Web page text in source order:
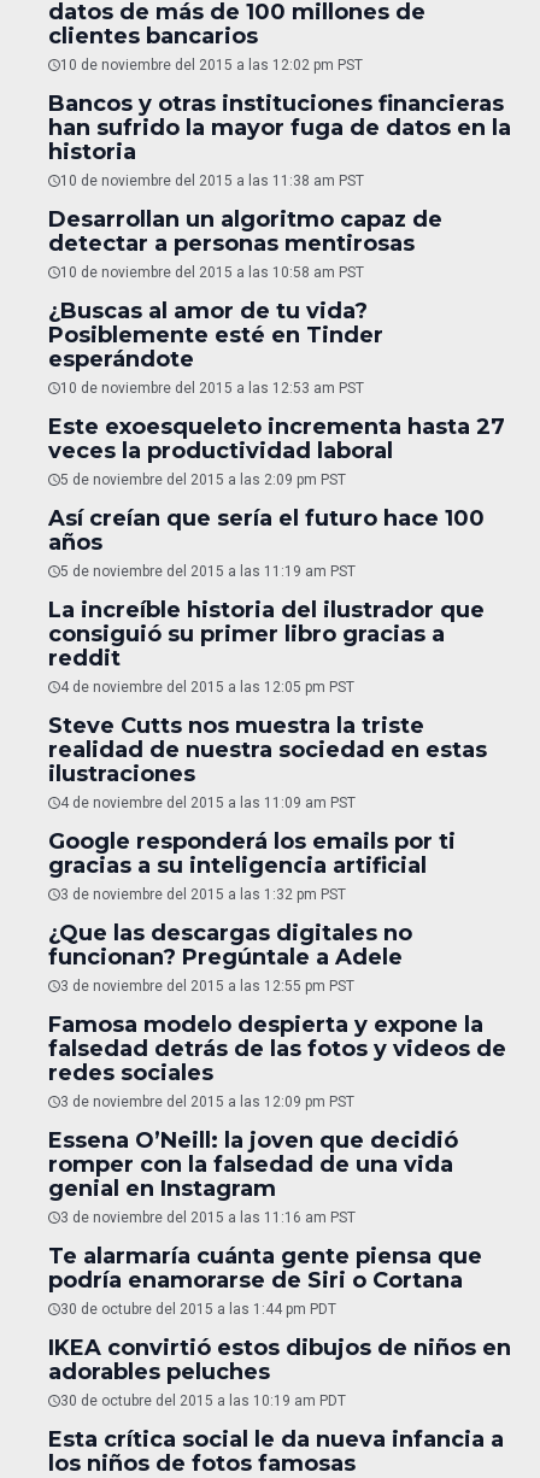
datos de más de 100 millones de
clientes bancarios
10 de noviembre del 2015 a las 12:02 pm PST
Bancos y otras instituciones financieras
han sufrido la mayor fuga de datos en la
historia
10 de noviembre del 2015 a las 11:38 am PST
Desarrollan un algoritmo capaz de
detectar a personas mentirosas
10 de noviembre del 2015 a las 10:58 am PST
¿Buscas al amor de tu vida?
Posiblemente esté en Tinder
esperándote
10 de noviembre del 2015 a las 12:53 am PST
Este exoesqueleto incrementa hasta 27
veces la productividad laboral
5 de noviembre del 2015 a las 2:09 pm PST
Así creían que sería el futuro hace 100
años
5 de noviembre del 2015 a las 11:19 am PST
La increíble historia del ilustrador que
consiguió su primer libro gracias a
reddit
4 de noviembre del 2015 a las 12:05 pm PST
Steve Cutts nos muestra la triste
realidad de nuestra sociedad en estas
ilustraciones
4 de noviembre del 2015 a las 11:09 am PST
Google responderá los emails por ti
gracias a su inteligencia artificial
3 de noviembre del 2015 a las 1:32 pm PST
¿Que las descargas digitales no
funcionan? Pregúntale a Adele
3 de noviembre del 2015 a las 12:55 pm PST
Famosa modelo despierta y expone la
falsedad detrás de las fotos y videos de
redes sociales
3 de noviembre del 2015 a las 12:09 pm PST
Essena O’Neill: la joven que decidió
romper con la falsedad de una vida
genial en Instagram
3 de noviembre del 2015 a las 11:16 am PST
Te alarmaría cuánta gente piensa que
podría enamorarse de Siri o Cortana
30 de octubre del 2015 a las 1:44 pm PDT
IKEA convirtió estos dibujos de niños en
adorables peluches
30 de octubre del 2015 a las 10:19 am PDT
Esta crítica social le da nueva infancia a
los niños de fotos famosas